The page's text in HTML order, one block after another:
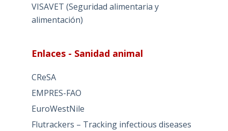
VISAVET (Seguridad alimentaria y
alimentación)
Enlaces - Sanidad animal
CReSA
EMPRES-FAO
EuroWestNile
Flutrackers – Tracking infectious diseases